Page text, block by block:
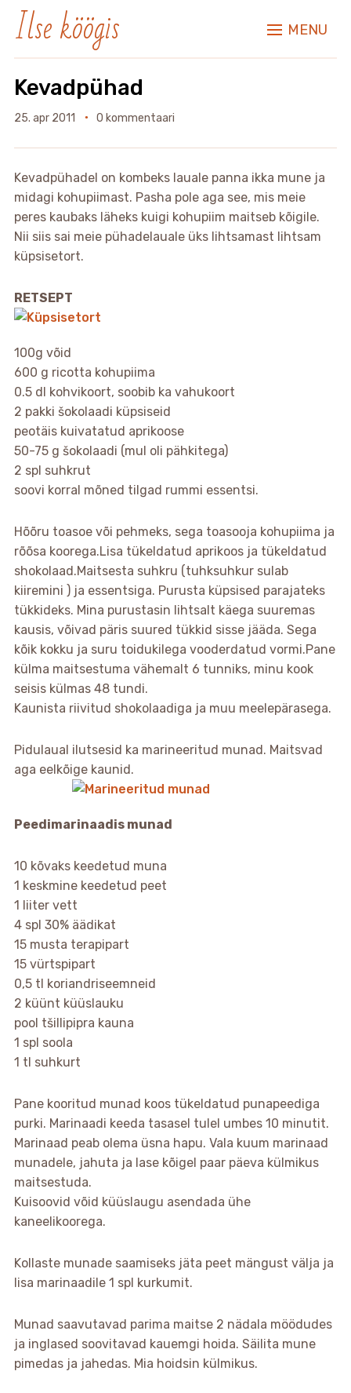
Ilse köögis MENU
Kevadpühad
25. apr 2011 0 kommentaari
Kevadpühadel on kombeks lauale panna ikka mune ja
midagi kohupiimast. Pasha pole aga see, mis meie
peres kaubaks läheks kuigi kohupiim maitseb kõigile.
Nii siis sai meie pühadelauale üks lihtsamast lihtsam
küpsisetort.
RETSEPT
100g võid
600 g ricotta kohupiima
0.5 dl kohvikoort, soobib ka vahukoort
2 pakki šokolaadi küpsiseid
peotäis kuivatatud aprikoose
50-75 g šokolaadi (mul oli pähkitega)
2 spl suhkrut
soovi korral mõned tilgad rummi essentsi.
Hõõru toasoe või pehmeks, sega toasooja kohupiima ja
rõõsa koorega.Lisa tükeldatud aprikoos ja tükeldatud
shokolaad.Maitsesta suhkru (tuhksuhkur sulab
kiiremini ) ja essentsiga. Purusta küpsised parajateks
tükkideks. Mina purustasin lihtsalt käega suuremas
kausis, võivad päris suured tükkid sisse jääda. Sega
kõik kokku ja suru toidukilega vooderdatud vormi.Pane
külma maitsestuma vähemalt 6 tunniks, minu kook
seisis külmas 48 tundi.
Kaunista riivitud shokolaadiga ja muu meelepärasega.
Pidulaual ilutsesid ka marineeritud munad. Maitsvad
aga eelkõige kaunid.
Peedimarinaadis munad
10 kõvaks keedetud muna
1 keskmine keedetud peet
1 liiter vett
4 spl 30% äädikat
15 musta terapipart
15 vürtspipart
0,5 tl koriandriseemneid
2 küünt küüslauku
pool tšillipipra kauna
1 spl soola
1 tl suhkurt
Pane kooritud munad koos tükeldatud punapeediga
purki. Marinaadi keeda tasasel tulel umbes 10 minutit.
Marinaad peab olema üsna hapu. Vala kuum marinaad
munadele, jahuta ja lase kõigel paar päeva külmikus
maitsestuda.
Kuisoovid võid küüslaugu asendada ühe
kaneelikoorega.
Kollaste munade saamiseks jäta peet mängust välja ja
lisa marinaadile 1 spl kurkumit.
Munad saavutavad parima maitse 2 nädala möödudes
ja inglased soovitavad kauemgi hoida. Säilita mune
pimedas ja jahedas. Mia hoidsin külmikus.